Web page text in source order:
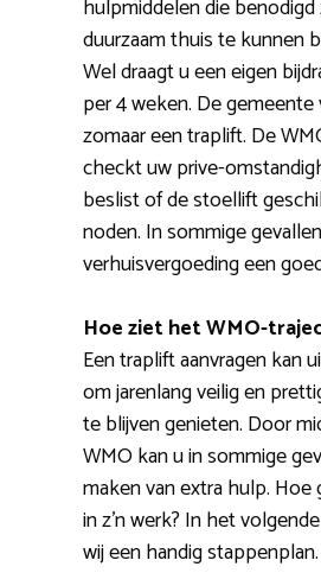
hulpmiddelen die
duurzaam thuis te kunnen
Wel draagt u een eigen
per 4 weken. De
zomaar een traplift. De
checkt uw prive-
beslist of de stoellift
noden. In sommige
verhuisvergoeding een
Hoe ziet het WMO-
Een traplift aanvragen kan
om jarenlang veilig en
te blijven genieten. Door
WMO kan u in sommige
maken van extra hulp. Hoe
in z’n werk? In het
wij een handig stappenplan.